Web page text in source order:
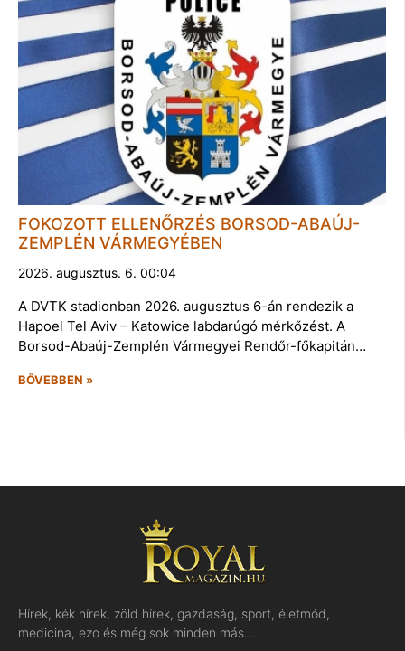
FOKOZOTT ELLENŐRZÉS BORSOD-ABAÚJ-
ZEMPLÉN VÁRMEGYÉBEN
2026. augusztus. 6. 00:04
A DVTK stadionban 2026. augusztus 6-án rendezik a
Hapoel Tel Aviv – Katowice labdarúgó mérkőzést. A
Borsod-Abaúj-Zemplén Vármegyei Rendőr-főkapitán…
BŐVEBBEN »
Hírek, kék hírek, zöld hírek, gazdaság, sport, életmód,
medicina, ezo és még sok minden más…